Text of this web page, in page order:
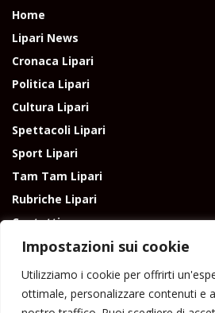
Impostazioni sui cookie
Utilizziamo i cookie per offrirti
ottimale, personalizzare contenuti e
Home
Lipari News
Cronaca Lipari
Politica Lipari
Cultura Lipari
Spettacoli Lipari
Sport Lipari
Tam Tam Lipari
Rubriche Lipari
Contatti